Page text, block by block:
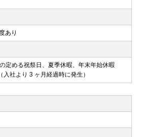
あり
定める祝祭日、夏季休暇、年末年始休暇
社より 3 ヶ月経過時に発生）